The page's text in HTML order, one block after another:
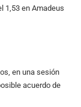
1,53 en Amadeus
en una sesión
acuerdo de